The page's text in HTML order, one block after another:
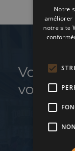
Vous
votre
Notre
améliorer
notre site